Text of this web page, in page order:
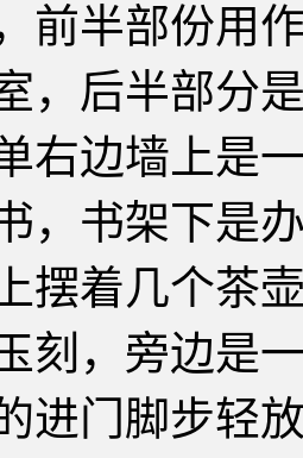
前半部份用
，后半部分
右边墙上是
，书架下是
摆着几个茶
刻，旁边是
进门脚步轻